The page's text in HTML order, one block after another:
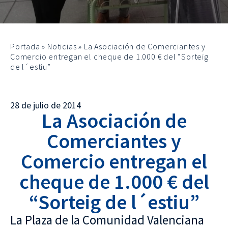
Portada » Noticias » La Asociación de Comerciantes y
Comercio entregan el cheque de 1.000 € del “Sorteig
de l´estiu”
28 de julio de 2014
La Asociación de
Comerciantes y
Comercio entregan el
cheque de 1.000 € del
“Sorteig de l´estiu”
La Plaza de la Comunidad Valenciana